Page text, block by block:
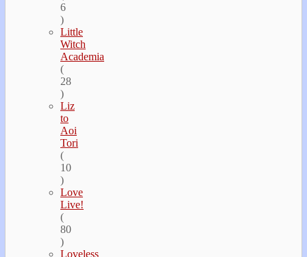
6
)
Little
Witch
Academia
(
28
)
Liz
to
Aoi
Tori
(
10
)
Love
Live!
(
80
)
Loveless